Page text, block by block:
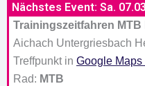
Nächstes Event: Sa.
Trainingszeitfahren MTB I
Aichach Untergriesbach
Treffpunkt in Google
Rad: MTB